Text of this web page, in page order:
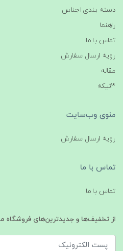
دسته بندی اجناس
راهنما
تماس با ما
رویه ارسال سفارش
مقاله
3تیکه
منوی وب‌سایت
رویه ارسال سفارش
تماس با ما
تماس با ما
از تخفیف‌ها و جدیدترین‌های فروشگاه